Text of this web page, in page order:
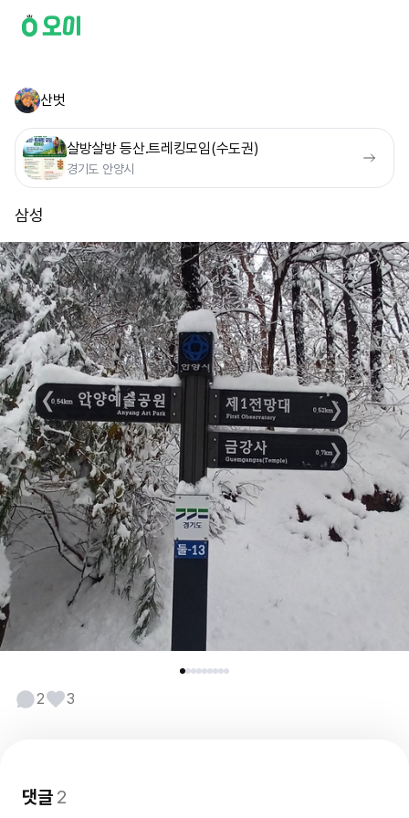
산벗
살방살방 등산.트레킹모임(수도권)
경기도 안양시
삼성
2 3
댓글2